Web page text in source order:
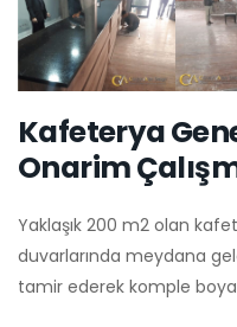
Kafeterya
Onarim
Yaklaşık 200 m2 olan
duvarlarında meydana
tamir ederek komple boya